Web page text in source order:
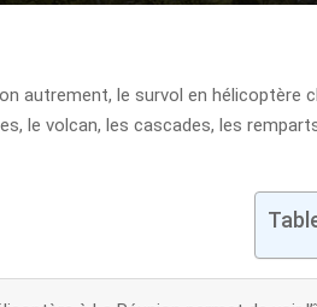
autrement, le survol en hélicoptère
le volcan, les cascades, les